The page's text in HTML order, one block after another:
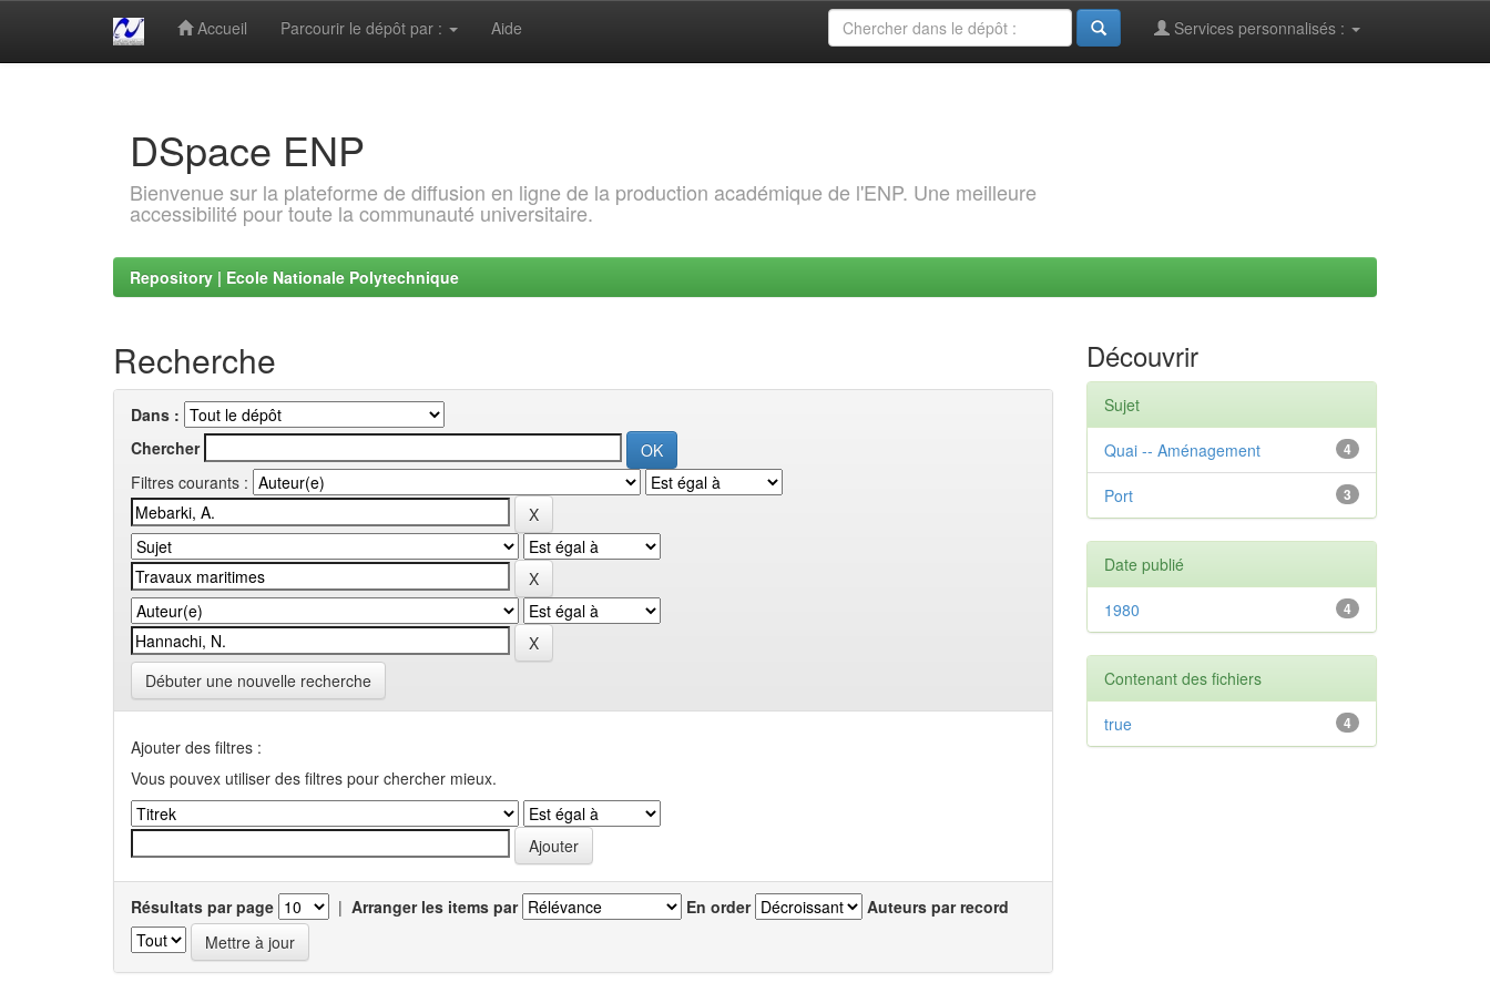
Accueil Parcourir le dépôt par : Aide Services personnalisés :
DSpace ENP
Bienvenue sur la plateforme de diffusion en ligne de la production académique de l'ENP. Une meilleure
accessibilité pour toute la communauté universitaire.
Repository | Ecole Nationale Polytechnique
Recherche
Dans :
Chercher
Filtres courants :
Débuter une nouvelle recherche
Ajouter des filtres :
Vous pouvex utiliser des filtres pour chercher mieux.
Résultats par page | Arranger les items par En order Auteurs par record
Découvrir
Sujet
4
Quai -- Aménagement
3
Port
Date publié
4
1980
Contenant des fichiers
4
true